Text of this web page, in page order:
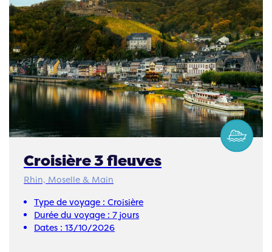
Croisière 3 fleuves
Rhin, Moselle & Main
Type de voyage : Croisière
Durée du voyage : 7 jours
Dates : 13/10/2026